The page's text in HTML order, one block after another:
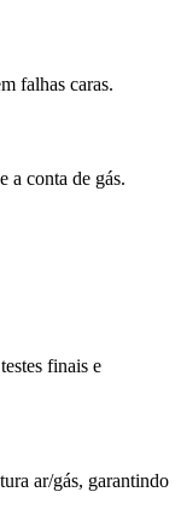
falhas caras.
a conta de gás.
finais e
ar/gás, garantindo